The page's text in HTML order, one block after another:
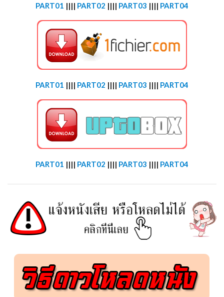
PART01 |||| PART02 |||| PART03 |||| PART04
PART01 |||| PART02 |||| PART03 |||| PART04
PART01 |||| PART02 |||| PART03 |||| PART04